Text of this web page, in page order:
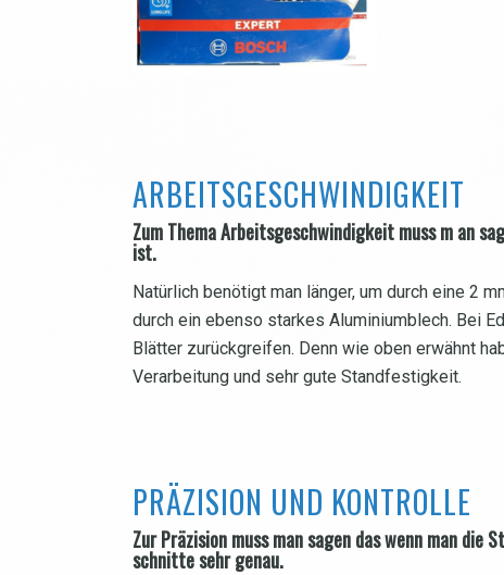
ARBEITSGESCHWINDIGKEIT
Zum Thema Arbeitsgeschwindigkeit muss m an
ist.
Natürlich benötigt man länger, um durch eine 2
durch ein ebenso starkes Aluminiumblech. Bei
Blätter zurückgreifen. Denn wie oben erwähnt
Verarbeitung und sehr gute Standfestigkeit.
PRÄZISION UND KONTROLLE
Zur Präzision muss man sagen das wenn man
schnitte sehr genau.